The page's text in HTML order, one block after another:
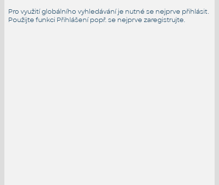
Pro využití globálního vyhledávání je nutné se nejprve přihlásit.
Použijte funkci Přihlášenípopř. se nejprve zaregistrujte.